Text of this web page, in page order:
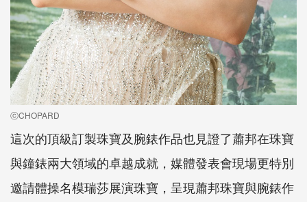
ⓒCHOPARD
這次的頂級訂製珠寶及腕錶作品也見證了蕭邦在珠寶
與鐘錶兩大領域的卓越成就，媒體發表會現場更特別
邀請體操名模瑞莎展演珠寶，呈現蕭邦珠寶與腕錶作